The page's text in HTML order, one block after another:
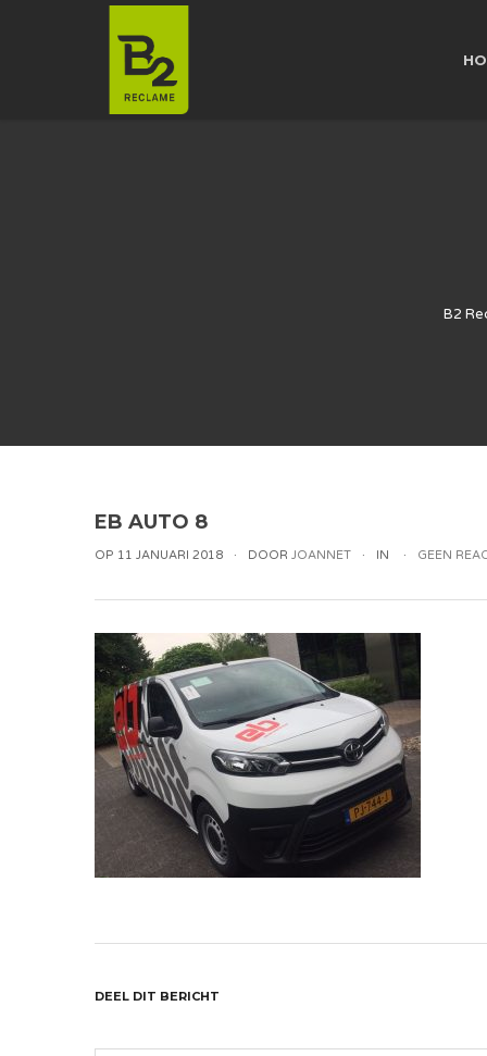
B2
EB AUTO 8
OP 11 JANUARI 2018 DOOR JOANNET IN GEEN
DEEL DIT BERICHT